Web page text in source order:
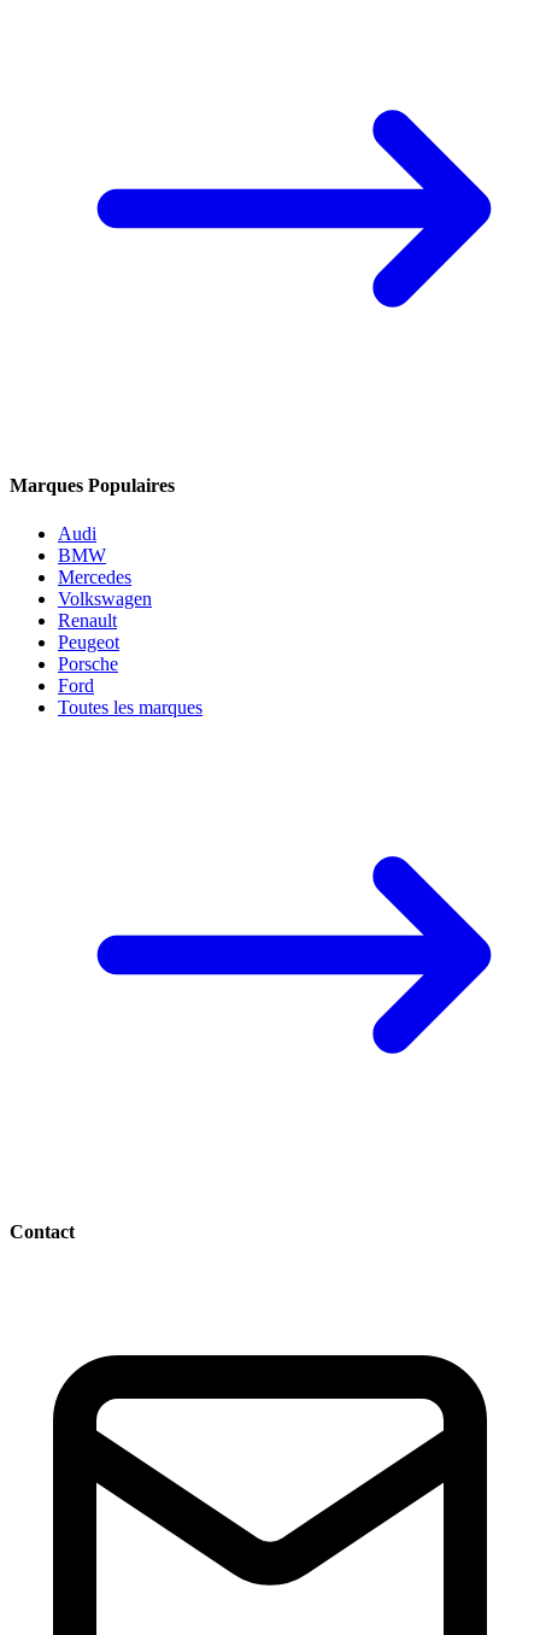
Marques Populaires
Audi
BMW
Mercedes
Volkswagen
Renault
Peugeot
Porsche
Ford
Toutes les marques
Contact